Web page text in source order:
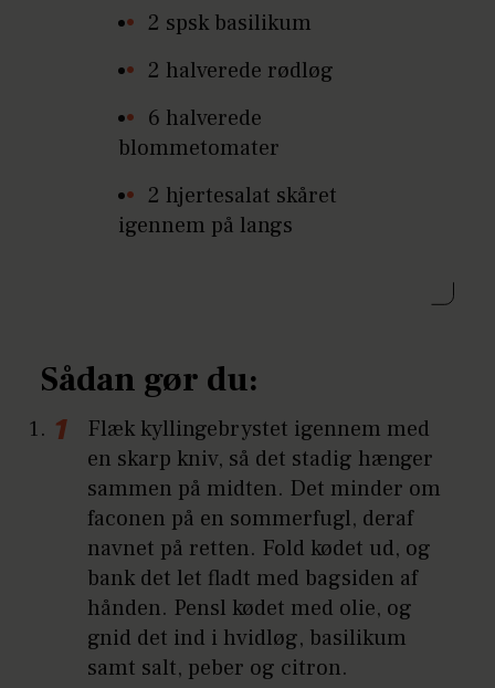
2 spsk basilikum
2 halverede rødløg
6 halverede
blommetomater
2 hjertesalat skåret
igennem på langs
Sådan gør du:
Flæk kyllingebrystet igennem med
en skarp kniv, så det stadig hænger
sammen på midten. Det minder om
faconen på en sommerfugl, deraf
navnet på retten. Fold kødet ud, og
bank det let fladt med bagsiden af
hånden. Pensl kødet med olie, og
gnid det ind i hvidløg, basilikum
samt salt, peber og citron.